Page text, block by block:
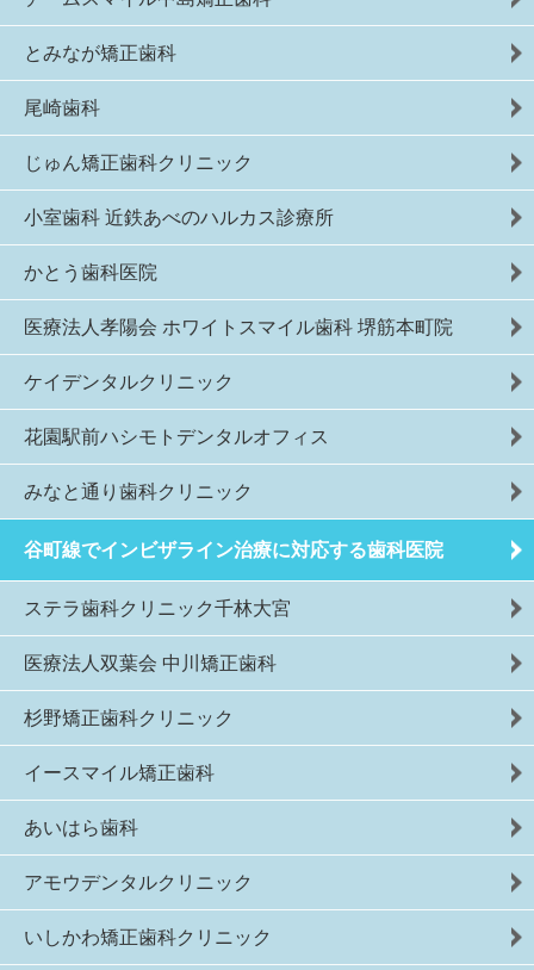
とみなが矯正歯科
尾崎歯科
じゅん矯正歯科クリニック
小室歯科 近鉄あべのハルカス診療所
かとう歯科医院
医療法人孝陽会 ホワイトスマイル歯科 堺筋本町院
ケイデンタルクリニック
花園駅前ハシモトデンタルオフィス
みなと通り歯科クリニック
谷町線でインビザライン治療に対応する歯科医院
ステラ歯科クリニック千林大宮
医療法人双葉会 中川矯正歯科
杉野矯正歯科クリニック
イースマイル矯正歯科
あいはら歯科
アモウデンタルクリニック
いしかわ矯正歯科クリニック